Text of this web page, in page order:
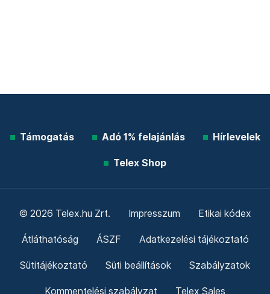
Támogatás Adó 1% felajánlás Hírlevelek
Telex Shop
© 2026 Telex.hu Zrt. Impresszum Etikai kódex
Átláthatóság ÁSZF Adatkezelési tájékoztató
Sütitájékoztató Süti beállítások Szabályzatok
Kommentelési szabályzat Telex Sales